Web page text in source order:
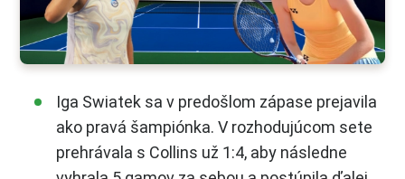
Iga Swiatek sa v predošlom zápase prejavila
ako pravá šampiónka. V rozhodujúcom sete
prehrávala s Collins už 1:4, aby následne